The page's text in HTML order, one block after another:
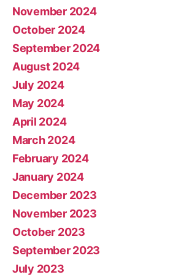
November 2024
October 2024
September 2024
August 2024
July 2024
May 2024
April 2024
March 2024
February 2024
January 2024
December 2023
November 2023
October 2023
September 2023
July 2023